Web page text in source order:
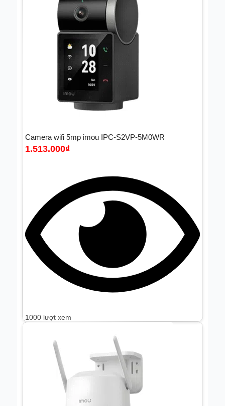
Camera wifi 5mp imou IPC-S2VP-5M0WR
1.513.000₫
1000 lượt xem